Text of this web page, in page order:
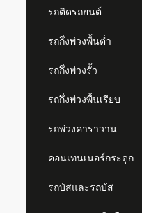
รถติดรถยนต์
รถกึ่งพ่วงพื้นต่ำ
รถกึ่งพ่วงรั้ว
รถกึ่งพ่วงพื้นเรียบ
รถพ่วงคาราวาน
คอนเทนเนอร์กระดูก
รถบัสและรถบัส